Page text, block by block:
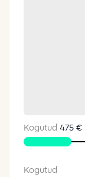
Kogutud 475 €
Kogutud